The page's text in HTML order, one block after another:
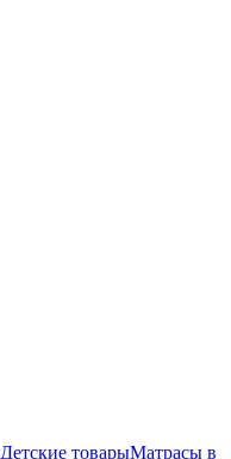
Детские товарыМатрасы в